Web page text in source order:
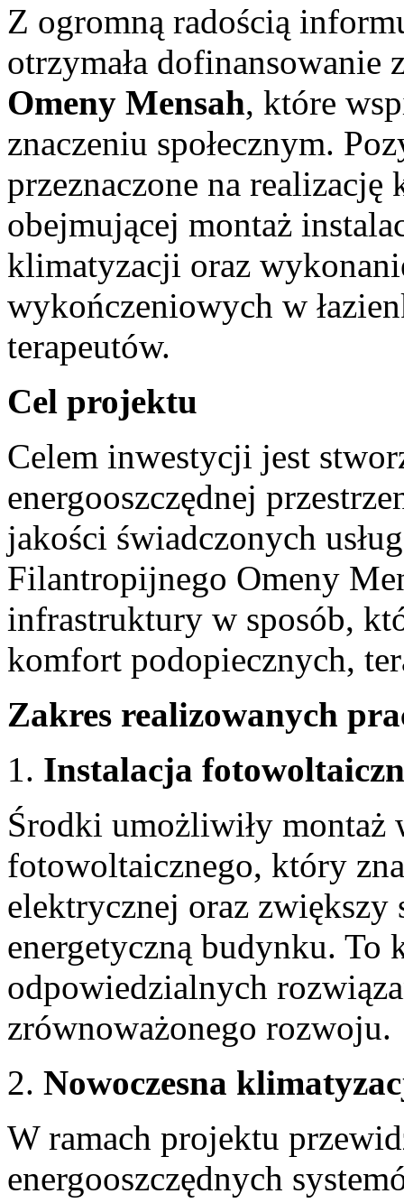
Z ogromną radością
otrzymała dofinansowanie
Omeny Mensah, które
znaczeniu społecznym.
przeznaczone na
obejmującej montaż
klimatyzacji oraz
wykończeniowych w
terapeutów.
Cel projektu
Celem inwestycji jest
energooszczędnej
jakości świadczonych
Filantropijnego Omeny
infrastruktury w sposób,
komfort podopiecznych,
Zakres realizowanych
Instalacja
Środki umożliwiły montaż
fotowoltaicznego, który
elektrycznej oraz zwiększy
energetyczną budynku.
odpowiedzialnych
zrównoważonego rozwoju.
Nowoczesna
W ramach projektu
energooszczędnych